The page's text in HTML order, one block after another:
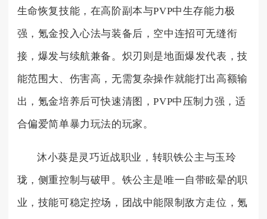
生命恢复技能，在高阶副本与PVP中生存能力极
强，氪金投入心法与装备后，空中连招可无缝衔
接，爆发与续航兼备。炽刃则是地面爆发代表，技
能范围大、伤害高，无需复杂操作就能打出高额输
出，氪金培养后可快速清图，PVP中压制力强，适
合偏爱简单暴力玩法的玩家。
沐小葵是灵巧近战职业，转职铁公主与玉玲
珑，侧重控制与破甲。铁公主是唯一自带眩晕的职
业，技能可稳定控场，团战中能限制敌方走位，氪